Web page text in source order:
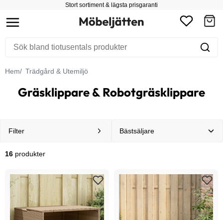
Stort sortiment & lägsta prisgaranti
Hem Trädgård & Utemiljö
Gräsklippare & Robotgräsklippare
Filter
16 produkter